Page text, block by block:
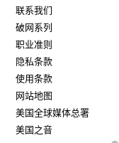
联系我们
破网系列
职业准则
隐私条款
使用条款
网站地图
美国全球媒体总署
美国之音